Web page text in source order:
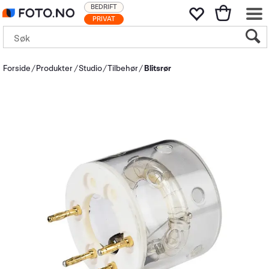
PRIVAT
BEDRIFT
Forside Produkter Studio Tilbehør Blitsrør